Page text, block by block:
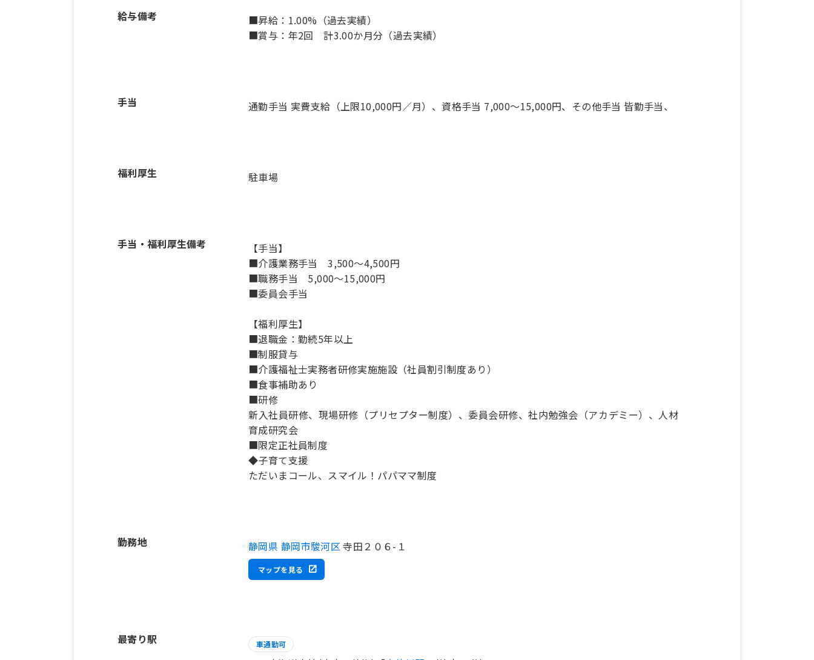
給与備考
■昇給：1.00%（過去実績）
■賞与：年2回 計3.00か月分（過去実績）
手当 通勤手当 実費支給（上限10,000円／月）、資格手当 7,000～15,000円、その他手当 皆勤手当、
福利厚生 駐車場
手当・福利厚生備考
【手当】
■介護業務手当 3,500～4,500円
■職務手当 5,000～15,000円
■委員会手当
【福利厚生】
■退職金：勤続5年以上
■制服貸与
■介護福祉士実務者研修実施施設（社員割引制度あり）
■食事補助あり
■研修
新入社員研修、現場研修（プリセプター制度）、委員会研修、社内勉強会（アカデミー）、人材
育成研究会
■限定正社員制度
◆子育て支援
ただいまコール、スマイル！パパママ制度
勤務地 静岡県 静岡市駿河区寺田２０６-１
マップを見る
最寄り駅 車通勤可